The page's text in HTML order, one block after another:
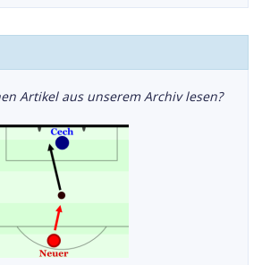
Artikel aus unserem Archiv lesen?